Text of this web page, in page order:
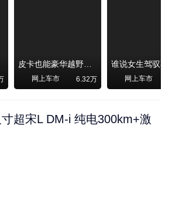
皮卡也能豪华越野！纵横F700上市，限时卖29.99万起
网上车市 6.32万 网上车市
超宋L DM-i 纯电300km+激